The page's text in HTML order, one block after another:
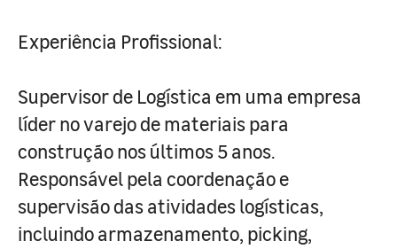
Experiência Profissional:
Supervisor de Logística em uma empresa
líder no varejo de materiais para
construção nos últimos 5 anos.
Responsável pela coordenação e
supervisão das atividades logísticas,
incluindo armazenamento, picking,